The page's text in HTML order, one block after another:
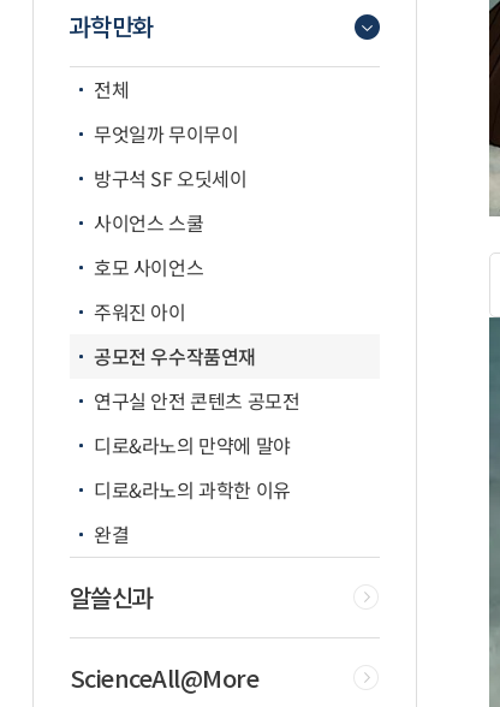
과학만화
전체
무엇일까 무이무이
방구석 SF 오딧세이
사이언스 스쿨
호모 사이언스
주워진 아이
공모전 우수작품연재
연구실 안전 콘텐츠 공모전
디로&라노의 만약에 말야
디로&라노의 과학한 이유
완결
알쓸신과
ScienceAll@More